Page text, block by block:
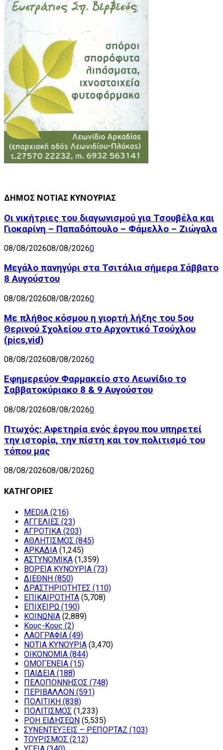
ΔΗΜΟΣ ΝΟΤΙΑΣ ΚΥΝΟΥΡΙΑΣ
Οι νικήτριες του διαγωνισμού για Τσουβέλα και
Γιοκαρίνη – Παπαδόπουλο – Φάμελλο – Ζιώγαλα
08/08/202608/08/20260
Μεγάλο πανηγύρι στα Τσιτάλια σήμερα Σάββατο
8 Αυγούστου
08/08/202608/08/20260
Με πλήθος κόσμου η γιορτή λήξης του 5ου
Θερινού Σχολείου στο Αρχοντικό Τσούχλου
(pics,vid)
08/08/202608/08/20260
Εφημερεύον Φαρμακείο στο Λεωνίδιο το
Σαββατοκύριακο 8 & 9 Αυγούστου
08/08/202608/08/20260
Πτωχός: Αφετηρία ενός έργου που υπηρετεί
την ιστορία, την πίστη και τον πολιτισμό του
τόπου μας
08/08/202608/08/20260
ΚΑΤΗΓΟΡΙΕΣ
MEDIA (216)
ΑΓΓΕΛΙΕΣ (23)
ΑΓΡΟΤΙΚΑ (203)
ΑΘΛΗΤΙΣΜΟΣ (845)
ΑΡΚΑΔΙΑ (1,245)
ΑΣΤΥΝΟΜΙΚΑ (1,359)
ΒΟΡΕΙΑ ΚΥΝΟΥΡΙΑ (73)
ΔΙΕΘΝΗ (850)
ΔΡΑΣΤΗΡΙΟΤΗΤΕΣ (110)
ΕΠΙΚΑΙΡΟΤΗΤΑ (5,708)
ΕΠΙΧΕΙΡΩ (190)
ΚΟΙΝΩΝΙΑ (2,889)
Κους-Κους (2)
ΛΑΟΓΡΑΦΙΑ (49)
ΝΟΤΙΑ ΚΥΝΟΥΡΙΑ (3,470)
ΟΙΚΟΝΟΜΙΑ (844)
ΟΜΟΓΕΝΕΙΑ (15)
ΠΑΙΔΕΙΑ (188)
ΠΕΛΟΠΟΝΝΗΣΟΣ (748)
ΠΕΡΙΒΑΛΛΟΝ (591)
ΠΟΛΙΤΙΚΗ (838)
ΠΟΛΙΤΙΣΜΟΣ (1,233)
ΡΟΗ ΕΙΔΗΣΕΩΝ (5,535)
ΣΥΝΕΝΤΕΥΞΕΙΣ – ΡΕΠΟΡΤΑΖ (103)
ΤΟΥΡΙΣΜΟΣ (212)